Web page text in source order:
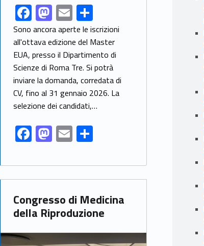
Link identifier share facebook archive #share-link-archive-64122F
ac
e
b
o
o
k
M
as
to
d
o
n
E
m
ai
l
h
ar
e
Sono ancora aperte le iscrizioni
all'ottava edizione del Master
EUA, presso il Dipartimento di
Scienze di Roma Tre. Si potrà
inviare la domanda, corredata di
CV, fino al 31 gennaio 2026. La
selezione dei candidati,…
F
ac
e
b
o
o
k
M
as
to
d
o
n
E
m
ai
l
ar
e
Link identifier archive #link-archive-75537
Congresso di Medicina
della Riproduzione
Link identifier archive #link-archive-thumb-soap-6435